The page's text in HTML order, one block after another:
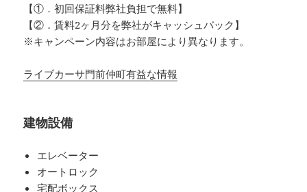
【①．初回保証料弊社負担で無料】
【②．賃料2ヶ月分を弊社がキャッシュバック】
※キャンペーン内容はお部屋により異なります。
ライブカーサ門前仲町有益な情報
建物設備
エレベーター
オートロック
宅配ボックス